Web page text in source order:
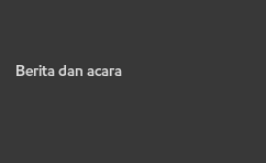
Berita dan acara